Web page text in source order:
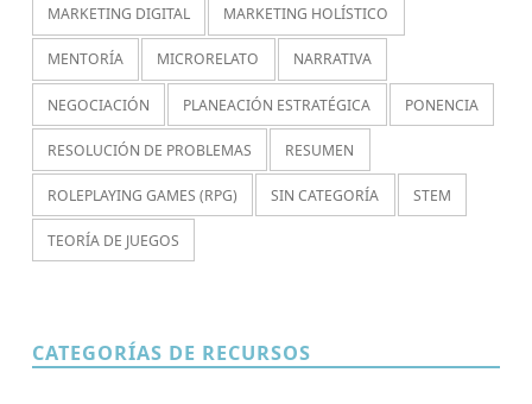
MARKETING DIGITAL MARKETING HOLÍSTICO
MENTORÍA MICRORELATO NARRATIVA
NEGOCIACIÓN PLANEACIÓN ESTRATÉGICA PONENCIA
RESOLUCIÓN DE PROBLEMAS RESUMEN
ROLEPLAYING GAMES (RPG) SIN CATEGORÍA STEM
TEORÍA DE JUEGOS
CATEGORÍAS DE RECURSOS